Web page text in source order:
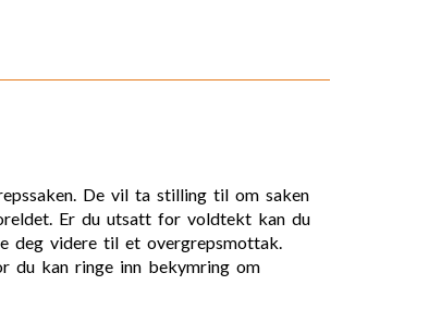
De vil ta stilling til om saken
Er du utsatt for voldtekt kan du
deg videre til et overgrepsmottak.
du kan ringe inn bekymring om